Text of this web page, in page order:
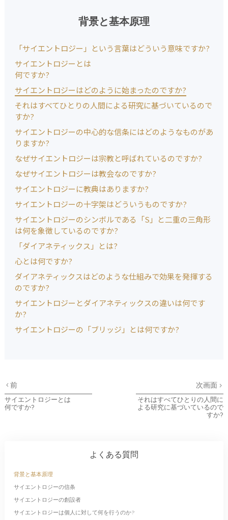
背景と基本原理
「サイエントロジー」という言葉はどういう意味ですか?
サイエントロジーとは
何ですか?
サイエントロジーはどのように始まったのですか?
それはすべてひとりの人間による研究に基づいているので
すか?
サイエントロジーの中心的な信条にはどのようなものがあ
りますか?
なぜサイエントロジーは宗教と呼ばれているのですか?
なぜサイエントロジーは教会なのですか?
サイエントロジーに教典はありますか?
サイエントロジーの十字架はどういうものですか?
サイエントロジーのシンボルである「S」と二重の三角形
は何を象徴しているのですか?
「ダイアネティックス」とは?
心とは何ですか?
ダイアネティックスはどのような仕組みで効果を発揮する
のですか?
サイエントロジーとダイアネティックスの違いは何です
か?
サイエントロジーの「ブリッジ」とは何ですか?
前
サイエントロジーとは
何ですか?
次画面
それはすべてひとりの人間に
よる研究に基づいているので
すか?
よくある質問
背景と基本原理
サイエントロジーの信条
サイエントロジーの創設者
サイエントロジーは個人に対して何を行うのか?